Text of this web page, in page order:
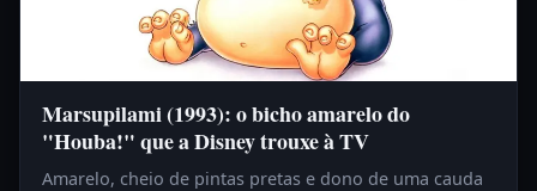
Marsupilami (1993): o bicho amarelo do
"Houba!" que a Disney trouxe à TV
Amarelo, cheio de pintas pretas e dono de uma cauda